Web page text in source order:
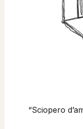
“Sciopero